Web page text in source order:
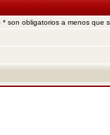
son obligatorios a menos que